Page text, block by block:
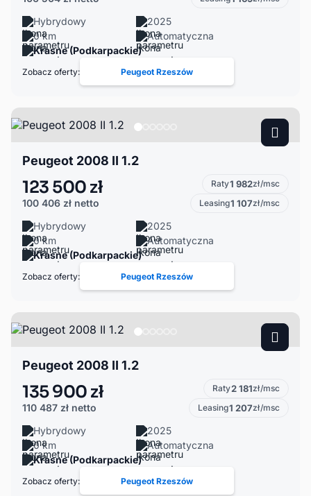
Hybrydowy
2025
0 km
Automatyczna
Krasne (Podkarpackie)
Zobacz oferty: Peugeot Rzeszów
Peugeot 2008 II 1.2
123 500 zł
100 406 zł netto
Raty1 982zł/msc
Leasing1 107zł/msc
Hybrydowy
2025
0 km
Automatyczna
Krasne (Podkarpackie)
Zobacz oferty: Peugeot Rzeszów
Peugeot 2008 II 1.2
135 900 zł
110 487 zł netto
Raty2 181zł/msc
Leasing1 207zł/msc
Hybrydowy
2025
0 km
Automatyczna
Krasne (Podkarpackie)
Zobacz oferty: Peugeot Rzeszów